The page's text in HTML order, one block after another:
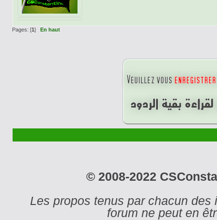
Pages: [1] En haut
© 2008-2022
Les propos tenus par chacun
forum ne peut en